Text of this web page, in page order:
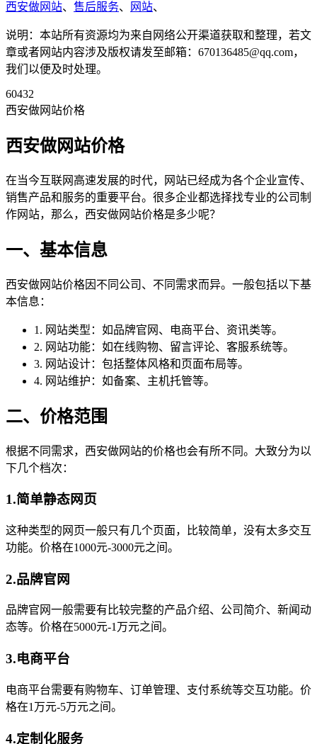
西安做网站、 售后服务、 网站、
说明：本站所有资源均为来自网络公开渠道获取和整理，若文
章或者网站内容涉及版权请发至邮箱：670136485@qq.com，
我们以便及时处理。
60432
西安做网站价格
西安做网站价格
在当今互联网高速发展的时代，网站已经成为各个企业宣传、
销售产品和服务的重要平台。很多企业都选择找专业的公司制
作网站，那么，西安做网站价格是多少呢？
一、基本信息
西安做网站价格因不同公司、不同需求而异。一般包括以下基
本信息：
1. 网站类型：如品牌官网、电商平台、资讯类等。
2. 网站功能：如在线购物、留言评论、客服系统等。
3. 网站设计：包括整体风格和页面布局等。
4. 网站维护：如备案、主机托管等。
二、价格范围
根据不同需求，西安做网站的价格也会有所不同。大致分为以
下几个档次：
1.简单静态网页
这种类型的网页一般只有几个页面，比较简单，没有太多交互
功能。价格在1000元-3000元之间。
2.品牌官网
品牌官网一般需要有比较完整的产品介绍、公司简介、新闻动
态等。价格在5000元-1万元之间。
3.电商平台
电商平台需要有购物车、订单管理、支付系统等交互功能。价
格在1万元-5万元之间。
4.定制化服务